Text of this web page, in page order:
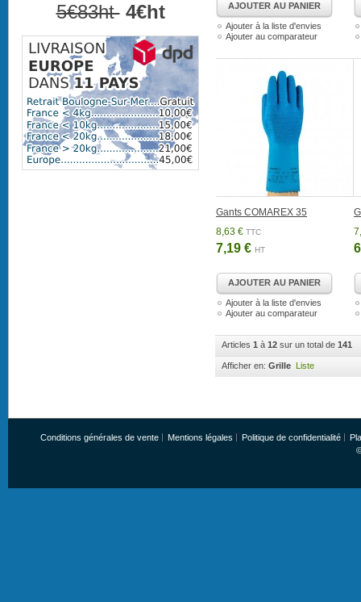
AJOUTER AU PANIER
Ajouter à la liste d'envies
Ajouter au comparateur
Gants COMAREX 35
8,63 € TTC
7,19 € HT
AJOUTER AU PANIER
Ajouter à la liste d'envies
Ajouter au comparateur
Articles 1 à 12 sur un total de 141
Afficher en: Grille Liste
5€83ht4€ht
Conditions générales de vente Mentions légales Politique de confidentialité